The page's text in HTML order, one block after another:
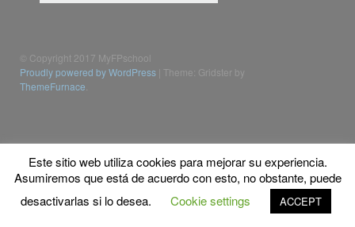
© Copyright 2017 MyFPschool
Proudly powered by WordPress Theme: Gridster by
ThemeFurnace
Este sitio web utiliza cookies para mejorar su experiencia.
Asumiremos que está de acuerdo con esto, no obstante, puede
desactivarlas si lo desea.
Cookie settings ACCEPT